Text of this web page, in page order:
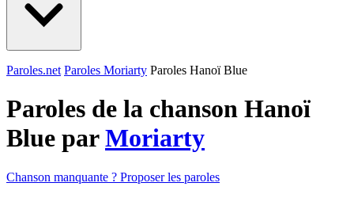
Paroles.net Paroles Moriarty Paroles Hanoï Blue
Paroles de la chanson Hanoï
Blue parMoriarty
Chanson manquante ? Proposer les paroles